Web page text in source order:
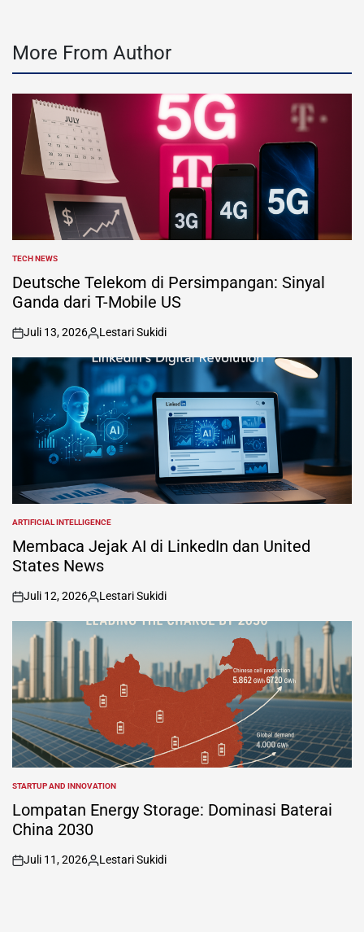
More From Author
POSTED
IN
TECH NEWS
Deutsche Telekom di Persimpangan: Sinyal
Ganda dari T-Mobile US
on
Juli 13, 2026
Posted
by
Lestari Sukidi
POSTED
IN
ARTIFICIAL INTELLIGENCE
Membaca Jejak AI di LinkedIn dan United
States News
on
Juli 12, 2026
Posted
by
Lestari Sukidi
POSTED
IN
STARTUP AND INNOVATION
Lompatan Energy Storage: Dominasi Baterai
China 2030
on
Juli 11, 2026
Posted
Lestari Sukidi